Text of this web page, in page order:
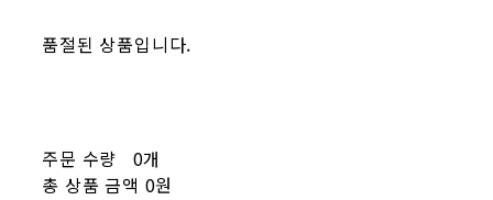
품절된 상품입니다.
주문 수량
0개
총 상품 금액 0원